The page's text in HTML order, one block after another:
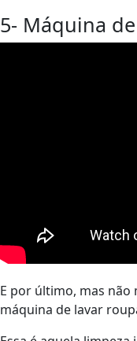
5- Máquina
E por último, mas
máquina de lavar